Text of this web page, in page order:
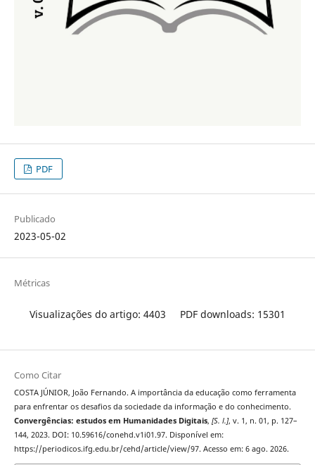
PDF
Publicado
2023-05-02
Métricas
Visualizações do artigo: 4403 PDF downloads: 15301
Como Citar
COSTA JÚNIOR, João Fernando. A importância da educação como ferramenta
para enfrentar os desafios da sociedade da informação e do conhecimento.
Convergências: estudos em Humanidades Digitais, [S. l.], v. 1, n. 01, p. 127–
144, 2023. DOI: 10.59616/conehd.v1i01.97. Disponível em:
https://periodicos.ifg.edu.br/cehd/article/view/97. Acesso em: 6 ago. 2026.